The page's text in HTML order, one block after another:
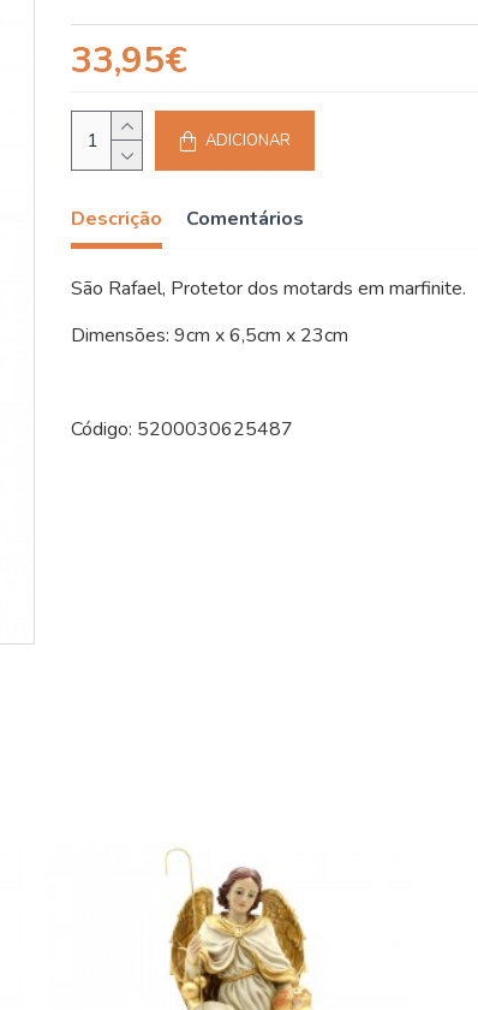
33,95€
ADICIONAR
Descrição Comentários
São Rafael, Protetor dos motards em marfinite.
Dimensões: 9cm x 6,5cm x 23cm
Código: 5200030625487